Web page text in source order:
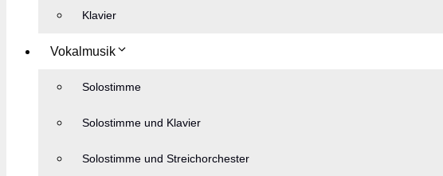
Klavier
Vokalmusik
Solostimme
Solostimme und Klavier
Solostimme und Streichorchester